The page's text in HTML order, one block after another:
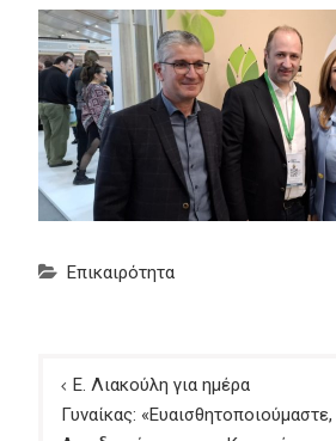
Επικαιρότητα
Πλοήγηση
άρθρων
Ε. Λιακούλη για ημέρα
Γυναίκας: